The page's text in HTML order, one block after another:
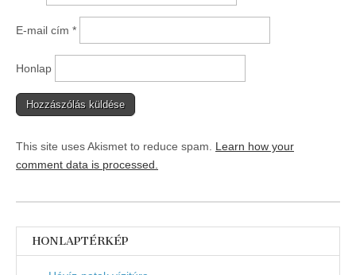
E-mail cím *
Honlap
This site uses Akismet to reduce spam. Learn how your
comment data is processed.
HONLAPTÉRKÉP